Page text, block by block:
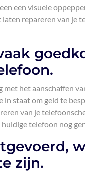
een visuele
repareren van je
het aanschaffen
in staat om geld te
van je
telefoon nog
zijn.